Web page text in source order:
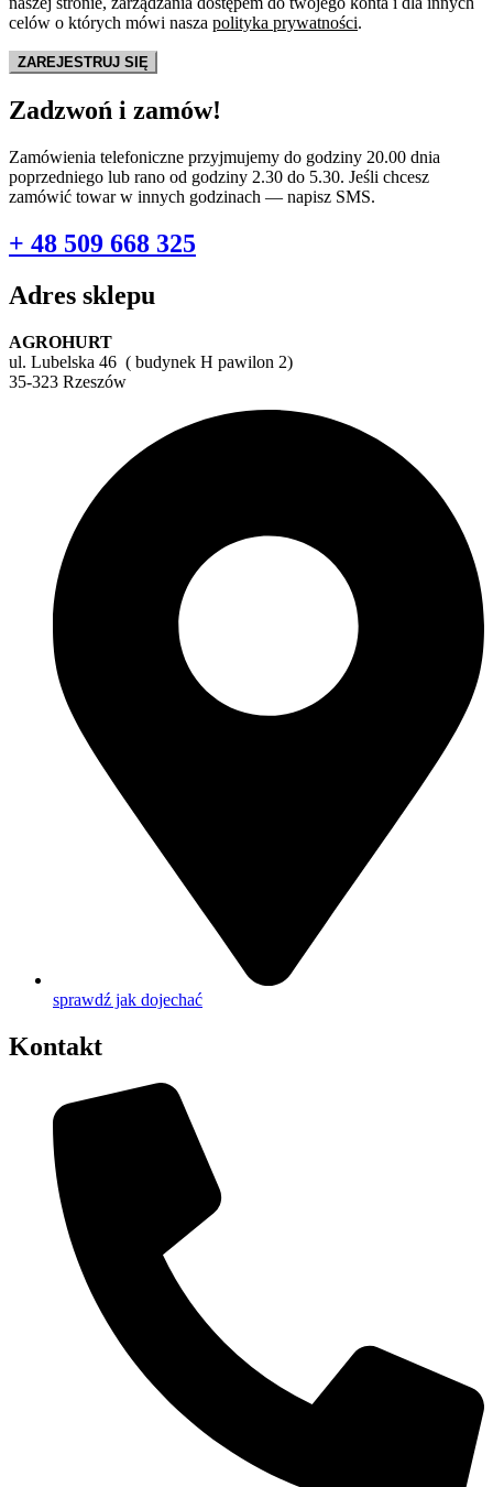
celów o których mówi nasza polityka prywatności.
ZAREJESTRUJ SIĘ
Zadzwoń i zamów!
Zamówienia telefoniczne przyjmujemy do godziny 20.00 dnia
poprzedniego lub rano od godziny 2.30 do 5.30. Jeśli chcesz
zamówić towar w innych godzinach — napisz SMS.
+ 48 509 668 325
Adres sklepu
AGROHURT
ul. Lubelska 46 ( budynek H pawilon 2)
35-323 Rzeszów
sprawdź jak dojechać
Kontakt